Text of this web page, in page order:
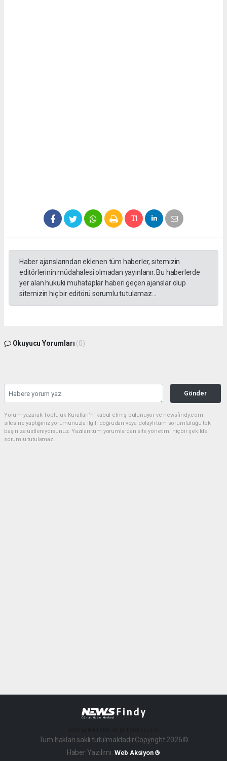
Haber ajanslarından eklenen tüm haberler, sitemizin
editörlerinin müdahalesi olmadan yayınlanır. Bu haberlerde
yer alan hukuki muhataplar haberi geçen ajanslar olup
sitemizin hiç bir editörü sorumlu tutulamaz...
Okuyucu Yorumları (0)
Gönder
Yorum yazarak Topluluk Kuralları’nı kabul etmiş bulunuyor ve newsfindy.com
sitesine yaptığınız yorumunuzla ilgili doğrudan veya dolaylı tüm sorumluluğu tek
başınıza üstleniyorsunuz. Yazılan tüm yorumlardan site yönetimi hiçbir şekilde
sorumlu tutulamaz.
Tüm hakları saklı tutulmaktadır.Copyright 2026©
Haber Yazılımı: Web Aksiyon ®